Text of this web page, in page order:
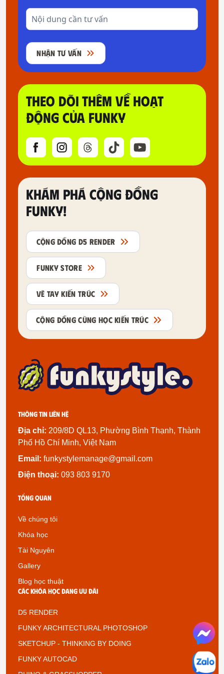
NHẬN TƯ VẤN
THEO DÕI THÊM VỀ HOẠT
ĐỘNG CỦA FUNKY
KHÁM PHÁ CỘNG ĐỒNG
FUNKY!
CỘNG ĐỒNG D5 RENDER
FUNKY STORE
VẼ TAY KIẾN TRÚC
CỘNG ĐỒNG CÙNG HỌC KIẾN TRÚC
Thông tin liên hệ
Địa chỉ: 209/8D QL13, Phường Bình Thạnh, Thành
Phố Hồ Chí Minh, Việt Nam
Email: funkystylemanage@gmail.com
Điện thoại: 093 803 9170
Tổng quan
Về chúng tôi
Khóa học
Tài Nguyên
Gallery
Blog học thuật
Các khóa học đang ưu đãi
D5 RENDER
FUNKY ARCHITECTURAL PHOTOSHOP
SKETCHUP - THINKING BY DOING
FUNKY AUTOCAD